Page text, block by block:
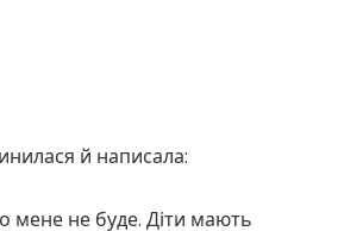
й написала:
мене не буде. Діти мають